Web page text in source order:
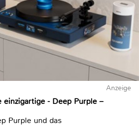
Anzeige
einzigartige - Deep Purple –
Purple und das